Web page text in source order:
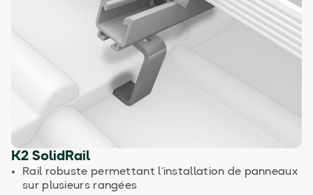
K2 SolidRail
Rail robuste permettant l’installation de panneaux
sur plusieurs rangées